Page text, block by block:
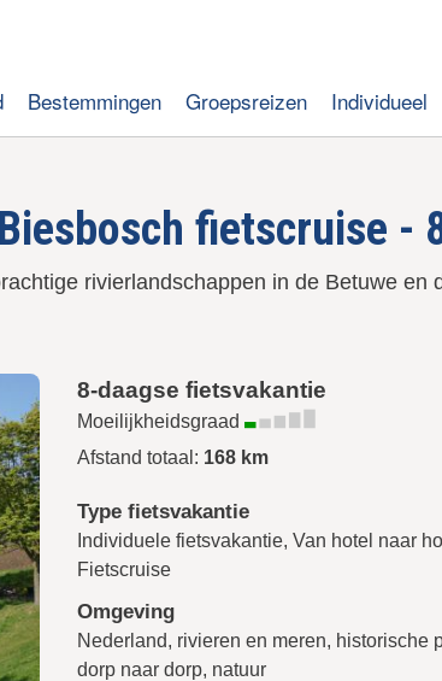
Bestemmingen Groepsreizen Individueel
fietscruise -
rivierlandschappen in de Betuwe
8-daagse fietsvakantie
Moeilijkheidsgraad
Afstand totaal: 168 km
Type fietsvakantie
Individuele fietsvakantie, Van hotel naar
Fietscruise
Omgeving
Nederland, rivieren en meren, historische
dorp naar dorp, natuur